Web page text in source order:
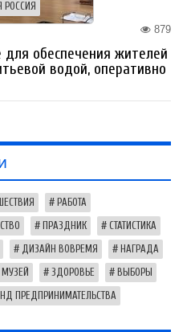
РОССИЯ
879
обеспечения жителей
водой, оперативно
РАБОТА
ПРАЗДНИК СТАТИСТИКА
ДИЗАЙН ВОВРЕМЯ НАГРАДА
МУЗЕЙ ЗДОРОВЬЕ ВЫБОРЫ
ПРЕДПРИНИМАТЕЛЬСТВА